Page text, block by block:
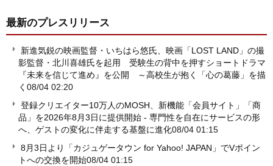
最新のプレスリリース
新進気鋭の映画監督・いちはら悠氏、映画「LOST LAND」の撮
影監督・北川喜雄氏を起用 受験生の背中を押すショートドラマ
『未来を信じて進め』を公開 ～高校生が抱く「心の葛藤」を描
く 08/04 02:20
登録クリエイター10万人のMOSH、新機能「会員サイト」「商
品」を2026年8月3日に提供開始 - 専門性を自在にサービスの形
へ、ゲストの変化に伴走する基盤に進化08/04 01:15
8月3日より「カジュゲータウン for Yahoo! JAPAN」でVポイン
トへの交換を開始08/04 01:15